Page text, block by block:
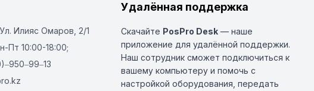
Илияс Омаров, 2/1
Пт 10:00-18:00;
Удалённая поддержка
Скачайте PosPro Desk — наше
приложение для удалённой поддержки.
Наш сотрудник сможет подключиться к
вашему компьютеру и помочь с
настройкой оборудования, передать